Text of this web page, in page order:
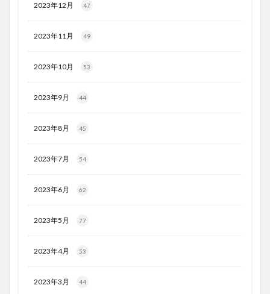
2023年12月 47
2023年11月 49
2023年10月 53
2023年9月 44
2023年8月 45
2023年7月 54
2023年6月 62
2023年5月 77
2023年4月 53
2023年3月 44